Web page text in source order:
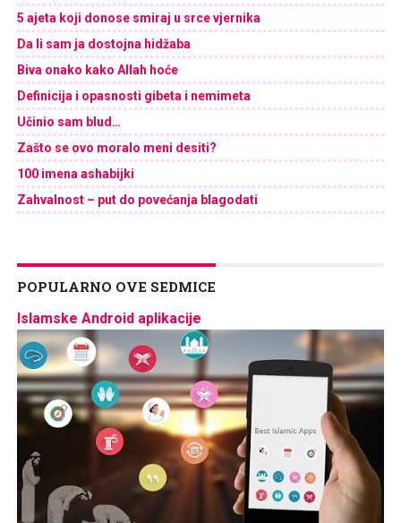
5 ajeta koji donose smiraj u srce vjernika
Da li sam ja dostojna hidžaba
Biva onako kako Allah hoće
Definicija i opasnosti gibeta i nemimeta
Učinio sam blud…
Zašto se ovo moralo meni desiti?
100 imena ashabijki
Zahvalnost – put do povećanja blagodati
POPULARNO OVE SEDMICE
Islamske Android aplikacije